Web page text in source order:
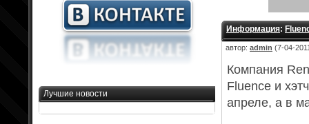
Информация:
автор: admin (7-04-
Компания
Fluence и
апреле, а в
Лучшие новости